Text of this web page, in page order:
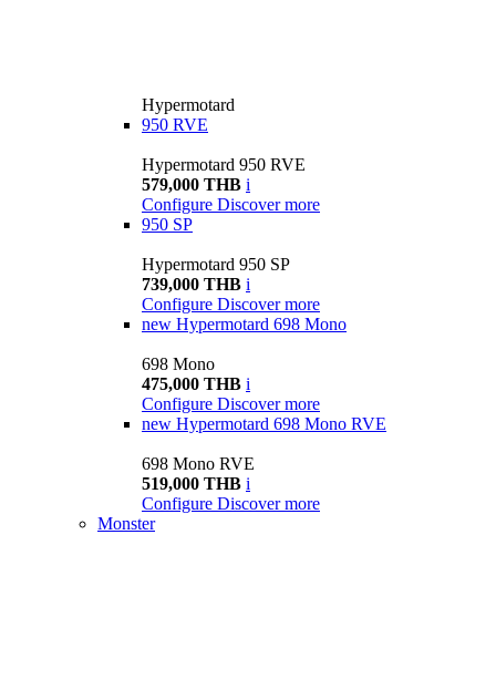
Hypermotard
950 RVE
Hypermotard 950 RVE
579,000 THB i
Configure Discover more
950 SP
Hypermotard 950 SP
739,000 THB i
Configure Discover more
new Hypermotard 698 Mono
698 Mono
475,000 THB i
Configure Discover more
new Hypermotard 698 Mono RVE
698 Mono RVE
519,000 THB i
Configure Discover more
Monster